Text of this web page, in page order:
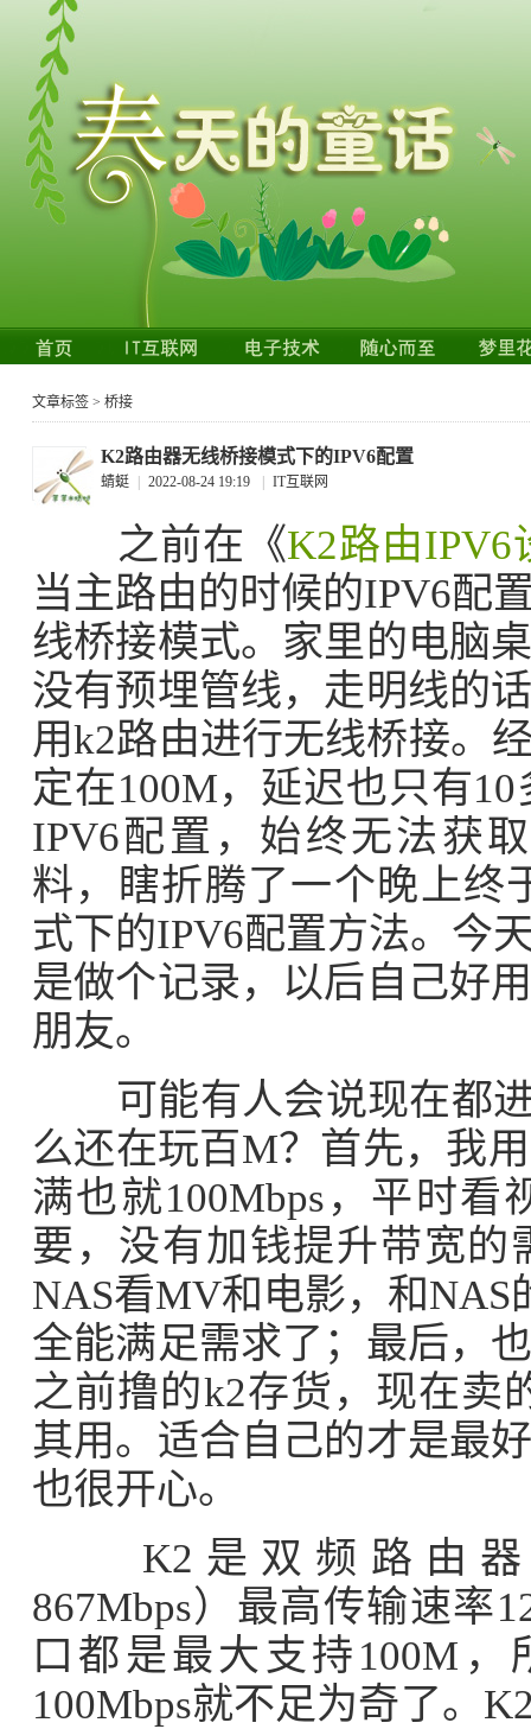
文章标签 > 桥接
K2路由器无线桥接模式下的IPV6配置
蜻蜓 2022-08-24 19:19 IT互联网
之前在《K2路由IPV6
当主路由的时候的IPV6配
线桥接模式。家里的电脑
没有预埋管线，走明线的
用k2路由进行无线桥接。
定在100M，延迟也只有
IPV6配置，始终无法获
料，瞎折腾了一个晚上终
式下的IPV6配置方法。今
是做个记录，以后自己好
朋友。
可能有人会说现在都进
么还在玩百M？首先，我
满也就100Mbps，平时
要，没有加钱提升带宽
NAS看MV和电影，和
全能满足需求了；最后，
之前撸的k2存货，现在卖
其用。适合自己的才是最
也很开心。
K2是双频路由器（
867Mbps）最高传输速率
口都是最大支持100M
100Mbps就不足为奇了。